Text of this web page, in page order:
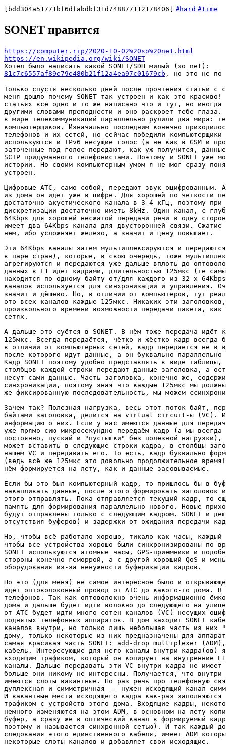
[bdd304a51771bf6dfabdbf31d748877112178406] #hard #time
SONET нравится
https://computer.rip/2020-10-02%20so%20net.html
https://en.wikipedia.org/wiki/SONET
81c7c6557af89e79e480b21f12a4ea97c01679cb , но это не по
Только спустя несколько дней после прочтения статьи
меня дошло почему SONET так устроен и как это
статьях всё одно и то же написано что и тут, но иногда
другими словами преподнести и оно раскроет тебе глаза.
в мире телекоммуникаций параллельно рулили два мира:
компьютерщиков. Изначально последним конечно
телефонов и их сетей, но сейчас победили
используются и IPv6 несущие голос (а не как в GSM и
заточенные под голос передают, как уж получится,
SCTP придуманного телефонистами. Поэтому и SONET уже
истории. Но своим компьютерным умом я не мог сразу
устроен.
Цифровые АТС, само собой, передают звук оцифрованным.
из дома он идёт уже в цифре. Для хорошей по чёткости
достаточно акустического канала в 3-4 кГц, поэтому при
дискретизации достаточно иметь 8kHz. Один канал, с
64Kbps для хорошей несжатой передачи речи в одну
имеет два 64Kbps канала для двусторонней связи. Сжатие
нём, ибо усложняет железо, а значит и цену повышает.
Эти 64Kbps каналы затем мультиплексируются и
в паре стран), которые, в свою очередь, тоже
агрегируются и передаются уже дальше вплоть до
данных в E1 идёт кадрами, длительностью 125мкс (те
находится по одному байту от/для каждого из 32-х
каналов используется для синхронизации и управления.
значит и дёшево. Но, в отличии от компьютеров, тут
ото всех каналов каждые 125мкс. Никаких эти
произвольного времени возможности передачи пакета, как
сетях.
А дальше это суётся в SONET. В нём тоже передача идёт
125мкс. Всегда передаётся, чётко и жёстко кадр всегда
в отличии от компьютерных сетей, кадр передаётся не в
после которого идут данные, а он буквально
Кадр SONET поэтому удобно представлять в виде
столбцов каждой строки передают данные заголовка, а
несут сами данные. Часть заголовка, конечно же,
синхронизации, поэтому зная что каждые 125мкс мы
же фиксированную последовательность, мы можем
Зачем так? Полезная нагрузка, весь этот поток байт,
байтами заголовка, делится на virtual circuit-ы (VC). И
информацию о них. Если у нас имеются данные для
уже прямо сию микросекундно передаём кадр (а мы всегда
постоянно, пускай и "пустышки" без полезной
может вставить в следующие строки кадра, в столбцы
нашем VC и передавать его. То есть, кадр буквально
(ведь всё же 125мкс это довольно продолжительное
нём формируется на лету, как и данные засовываемые.
Если бы это был компьютерный кадр, то пришлось бы в
накапливать данные, после этого формировать заголовок
этого отправлять. Пока отправляется текущий кадр, то
память для формирования параллельно нового. Новые
будут отправлены только с следующим кадром. SONET и
отсутствия буферов) и задержки от ожидания передачи
Но, чтобы всё работало хорошо, тикало как часы, каждый
чтобы все устройства хорошо были синхронизированы по
SONET используются атомные часы, GPS-приёмники и
стороны конечно геморрой, а с другой хороший QoS и
оборудования из-за ненужности буферизации кадров.
Но это (для меня) не самое интересное было и
идёт оптоволоконный провод от АТС до какого-то дома. В
телефонов. Так как оптоволокно очень информационно
дома и дальше будет идти волокно до следующего на
от АТС будет идти много сотен каналов (VC) несущих
поднятых телефонных аппаратов. В дом заходит SONET
каналов внутри, но только лишь небольшая часть из них
дому, только некоторые из них предназначены для
самая красивая часть SONET: add-drop multiplexer
кабель. Интересующие для него каналы внутри кадра(ов)
входящим трафиком, который он копирует на внутренние
каналы. Дальше передавать эти VC внутри кадра не
больше они никому не интересны. Получается, что внутри
имеются слоты вакантные. Но раз речь про телефонную
дуплексная и симметричная -- нужен исходящий канал
И вакантные места исходящего кадра как-раз заполняются
трафиком с устройств этого дома. Входящие кадры,
немного изменяются на этом ADM, в основном на лету
буфер, а сразу же в оптический канал в формируемый
поэтому и называется синхронной сетью). И так каждый
следования этого единственного кабеля, имеет ADM
некоторые слоты каналов и добавляет свои исходящие.